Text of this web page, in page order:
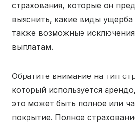
страхования, которые он
выяснить, какие виды
также возможные
выплатам.
Обратите внимание на тип
который используется
это может быть полное или
покрытие. Полное